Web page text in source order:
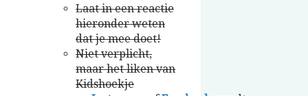
Laat in een reactie
hieronder weten
dat je mee doet!
Niet verplicht,
maar het liken van
Kidshoekje